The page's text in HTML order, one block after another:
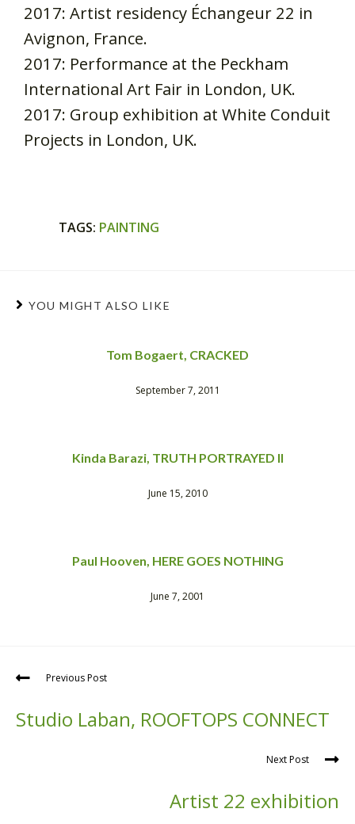
2017: Artist residency Échangeur 22 in
Avignon, France.
2017: Performance at the Peckham
International Art Fair in London, UK.
2017: Group exhibition at White Conduit
Projects in London, UK.
TAGS: PAINTING
YOU MIGHT ALSO LIKE
Tom Bogaert, CRACKED
September 7, 2011
Kinda Barazi, TRUTH PORTRAYED II
June 15, 2010
Paul Hooven, HERE GOES NOTHING
June 7, 2001
Previous Post
Studio Laban, ROOFTOPS CONNECT
Next Post
Artist 22 exhibition